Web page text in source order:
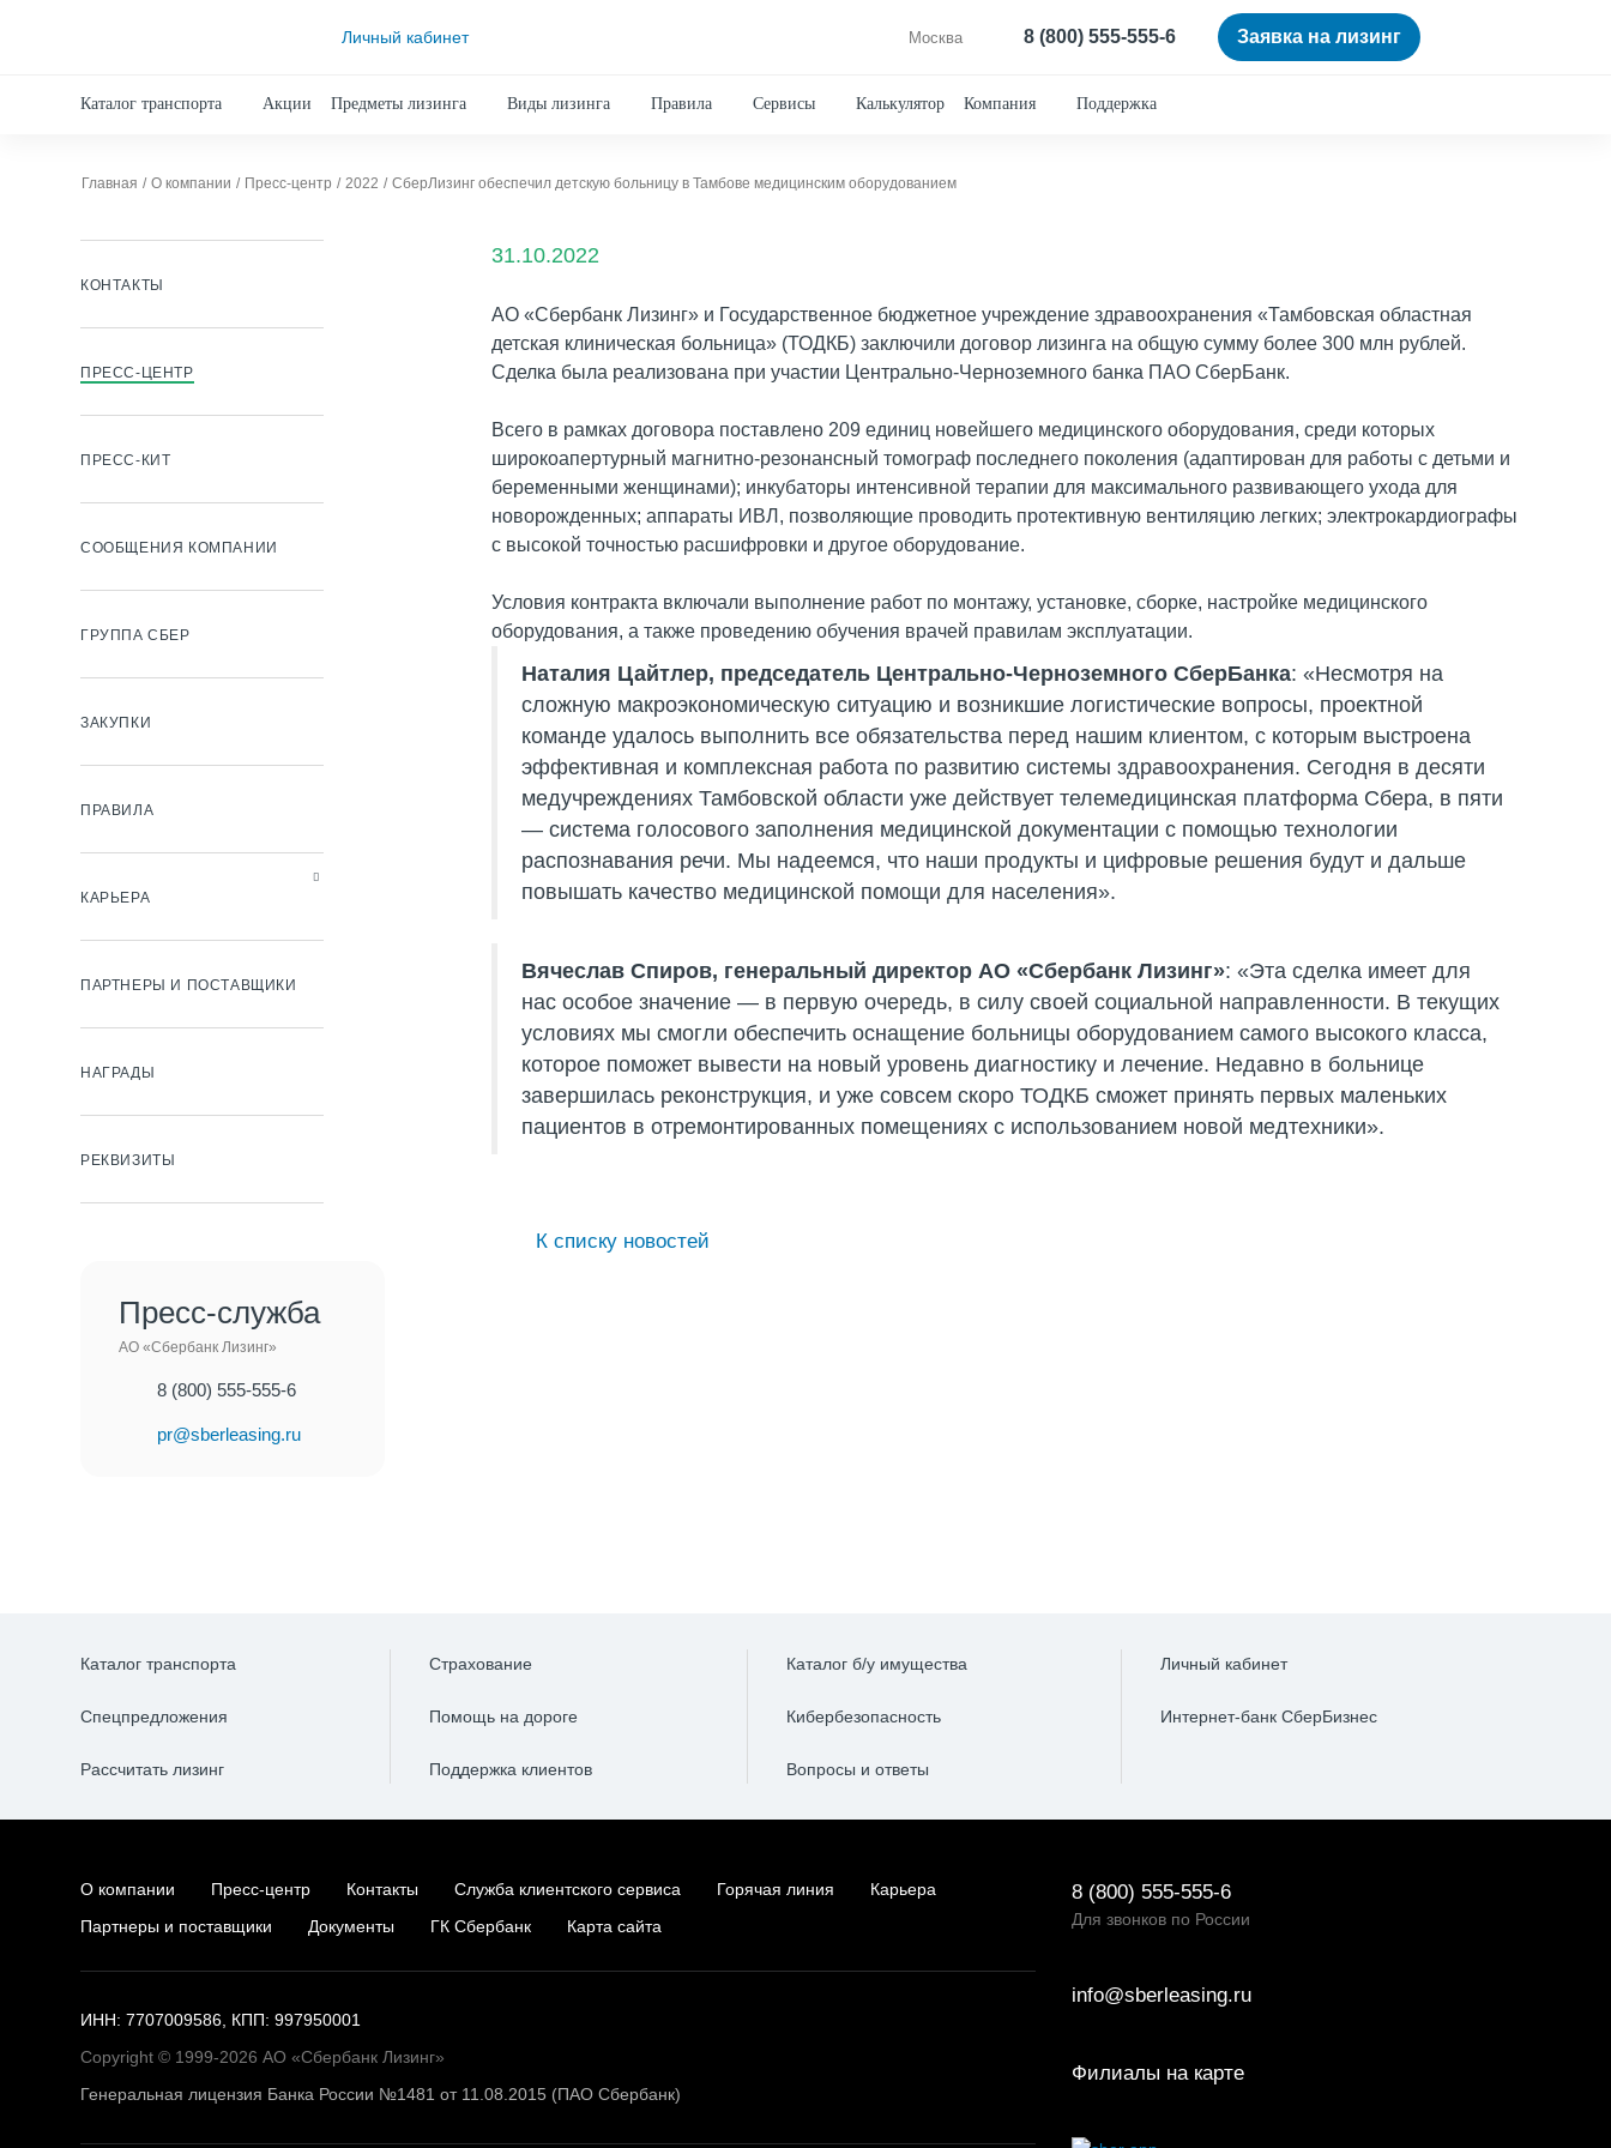
Личный кабинет Москва 8 (800) 555-555-6 Заявка на лизинг
Каталог транспорта Акции Предметы лизинга Виды лизинга Правила Сервисы Калькулятор Компания Поддержка
Главная О компании Пресс-центр 2022 СберЛизинг обеспечил детскую больницу в Тамбове медицинским оборудованием
КОНТАКТЫ
ПРЕСС-ЦЕНТР
ПРЕСС-КИТ
СООБЩЕНИЯ КОМПАНИИ
ГРУППА СБЕР
ЗАКУПКИ
ПРАВИЛА
КАРЬЕРА
ПАРТНЕРЫ И ПОСТАВЩИКИ
НАГРАДЫ
РЕКВИЗИТЫ
Пресс-служба
АО «Сбербанк Лизинг»
8 (800) 555-555-6
pr@sberleasing.ru
31.10.2022
АО «Сбербанк Лизинг» и Государственное бюджетное учреждение здравоохранения «Тамбовская областная
детская клиническая больница» (ТОДКБ) заключили договор лизинга на общую сумму более 300 млн рублей.
Сделка была реализована при участии Центрально-Черноземного банка ПАО СберБанк.
Всего в рамках договора поставлено 209 единиц новейшего медицинского оборудования, среди которых
широкоапертурный магнитно-резонансный томограф последнего поколения (адаптирован для работы с детьми и
беременными женщинами); инкубаторы интенсивной терапии для максимального развивающего ухода для
новорожденных; аппараты ИВЛ, позволяющие проводить протективную вентиляцию легких; электрокардиографы
с высокой точностью расшифровки и другое оборудование.
Условия контракта включали выполнение работ по монтажу, установке, сборке, настройке медицинского
оборудования, а также проведению обучения врачей правилам эксплуатации.
Наталия Цайтлер, председатель Центрально-Черноземного СберБанка: «Несмотря на
сложную макроэкономическую ситуацию и возникшие логистические вопросы, проектной
команде удалось выполнить все обязательства перед нашим клиентом, с которым выстроена
эффективная и комплексная работа по развитию системы здравоохранения. Сегодня в десяти
медучреждениях Тамбовской области уже действует телемедицинская платформа Сбера, в пяти
— система голосового заполнения медицинской документации с помощью технологии
распознавания речи. Мы надеемся, что наши продукты и цифровые решения будут и дальше
повышать качество медицинской помощи для населения».
Вячеслав Спиров, генеральный директор АО «Сбербанк Лизинг»: «Эта сделка имеет для
нас особое значение — в первую очередь, в силу своей социальной направленности. В текущих
условиях мы смогли обеспечить оснащение больницы оборудованием самого высокого класса,
которое поможет вывести на новый уровень диагностику и лечение. Недавно в больнице
завершилась реконструкция, и уже совсем скоро ТОДКБ сможет принять первых маленьких
пациентов в отремонтированных помещениях с использованием новой медтехники».
К списку новостей
Каталог транспорта
Спецпредложения
Рассчитать лизинг
Страхование
Помощь на дороге
Поддержка клиентов
Каталог б/у имущества
Кибербезопасность
Вопросы и ответы
Личный кабинет
Интернет-банк СберБизнес
О компании Пресс-центр Контакты Служба клиентского сервиса Горячая линия
Карьера
Партнеры и поставщики
Документы ГК Сбербанк Карта сайта
ИНН: 7707009586, КПП: 997950001
Copyright © 1999-2026 АО «Сбербанк Лизинг»
Генеральная лицензия Банка России №1481 от 11.08.2015 (ПАО Сбербанк)
8 (800) 555-555-6
Для звонков по России
info@sberleasing.ru
Филиалы на карте